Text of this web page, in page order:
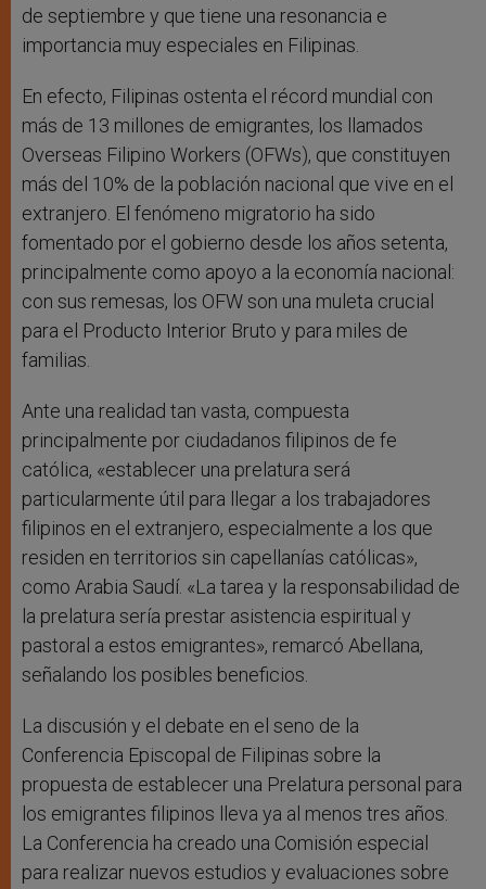
de septiembre y que tiene una resonancia e
importancia muy especiales en Filipinas.
En efecto, Filipinas ostenta el récord mundial con
más de 13 millones de emigrantes, los llamados
Overseas Filipino Workers (OFWs), que constituyen
más del 10% de la población nacional que vive en el
extranjero. El fenómeno migratorio ha sido
fomentado por el gobierno desde los años setenta,
principalmente como apoyo a la economía nacional:
con sus remesas, los OFW son una muleta crucial
para el Producto Interior Bruto y para miles de
familias.
Ante una realidad tan vasta, compuesta
principalmente por ciudadanos filipinos de fe
católica, «establecer una prelatura será
particularmente útil para llegar a los trabajadores
filipinos en el extranjero, especialmente a los que
residen en territorios sin capellanías católicas»,
como Arabia Saudí. «La tarea y la responsabilidad de
la prelatura sería prestar asistencia espiritual y
pastoral a estos emigrantes», remarcó Abellana,
señalando los posibles beneficios.
La discusión y el debate en el seno de la
Conferencia Episcopal de Filipinas sobre la
propuesta de establecer una Prelatura personal para
los emigrantes filipinos lleva ya al menos tres años.
La Conferencia ha creado una Comisión especial
para realizar nuevos estudios y evaluaciones sobre